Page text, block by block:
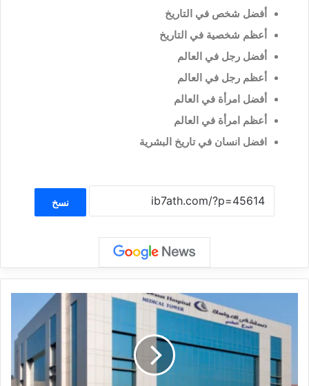
أفضل شخص في التاريخ
أعظم شخصية في التاريخ
أفضل رجل في العالم
أعظم رجل في العالم
أفضل امرأة في العالم
أعظم امرأة في العالم
افضل انسان في تاريخ البشرية
نسخ